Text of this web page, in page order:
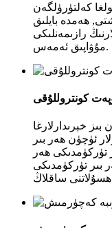
كەلتۈرۈلگەن
ھەمدە بايلىق
رازىمەنلىكى
مۇۋاپىق ئەمەس.
كونتروللۇقى
بىز خېرىدارلارغا
ئۈچۈن ھەر بىر
تۈركۈمدىكى ھەر
بىر تۈركۈمدىكى